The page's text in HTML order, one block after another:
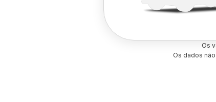
Os
Os dados